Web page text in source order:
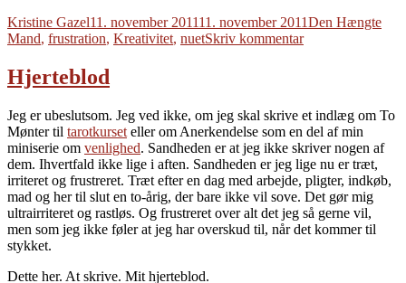
Forfatter
Kristine GazelUdgivet
11. november 201111. november 2011Tags
Den Hængte
Mand, frustration, Kreativitet, nuetSkriv kommentartil
Hjerteblod
Jeg er ubeslutsom. Jeg ved ikke, om jeg skal skrive et indlæg om To
Mønter til tarotkurset eller om Anerkendelse som en del af min
miniserie om venlighed. Sandheden er at jeg ikke skriver nogen af
dem. Ihvertfald ikke lige i aften. Sandheden er jeg lige nu er træt,
irriteret og frustreret. Træt efter en dag med arbejde, pligter, indkøb,
mad og her til slut en to-årig, der bare ikke vil sove. Det gør mig
ultrairriteret og rastløs. Og frustreret over alt det jeg så gerne vil,
men som jeg ikke føler at jeg har overskud til, når det kommer til
stykket.
Dette her. At skrive. Mit hjerteblod.